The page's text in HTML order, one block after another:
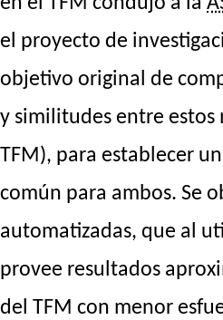
el proyecto de
objetivo original de
y similitudes entre estos
TFM), para establecer
común para ambos. Se
automatizadas, que al
provee resultados
del TFM con menor